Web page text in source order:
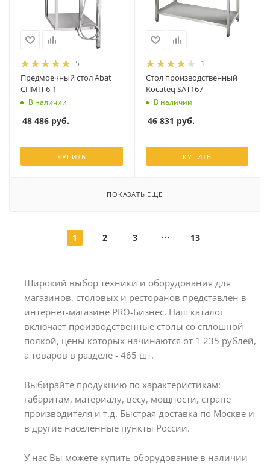
5
Предмоечный стол Abat
СПМП-6-1
В наличии
48 486 руб.
КУПИТЬ
1
Стол производственный
Kocateq SAT167
В наличии
46 831 руб.
КУПИТЬ
ПОКАЗАТЬ ЕЩЕ
1 2 3 13
Широкий выбор техники и оборудования для
магазинов, столовых и ресторанов представлен в
интернет-магазине PRO-Бизнес. Наш каталог
включает производственные столы со сплошной
полкой, цены которых начинаются от 1 235 рублей,
а товаров в разделе - 465 шт.
Выбирайте продукцию по характеристикам:
габаритам, материалу, весу, мощности, стране
производителя и т.д. Быстрая доставка по Москве и
в другие населенные пункты России.
У нас Вы можете купить оборудование в наличии